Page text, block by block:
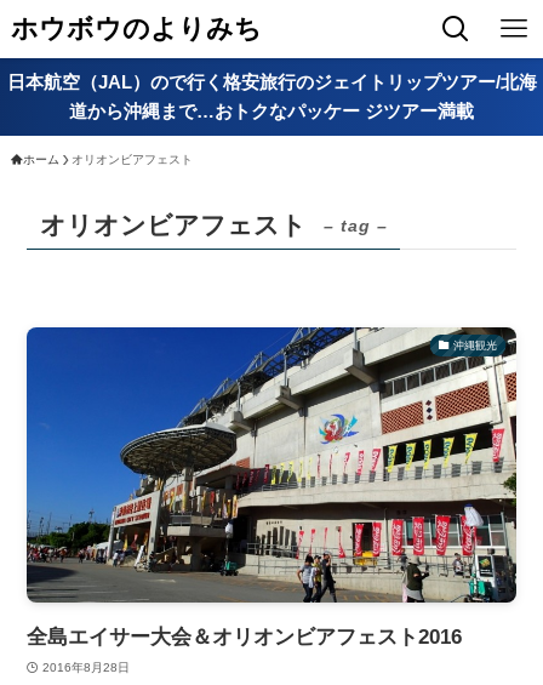
ホウボウのよりみち
日本航空（JAL）ので行く格安旅行のジェイトリップツアー/北海
道から沖縄まで…おトクなパッケー ジツアー満載
ホーム オリオンビアフェスト
オリオンビアフェスト – tag –
沖縄観光
全島エイサー大会＆オリオンビアフェスト2016
2016年8月28日